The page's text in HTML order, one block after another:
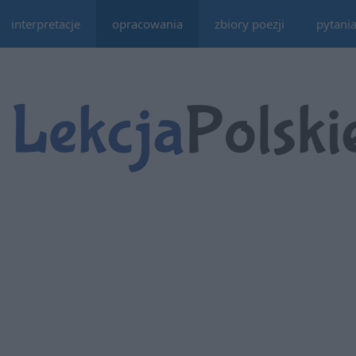
interpretacje opracowania zbiory poezji